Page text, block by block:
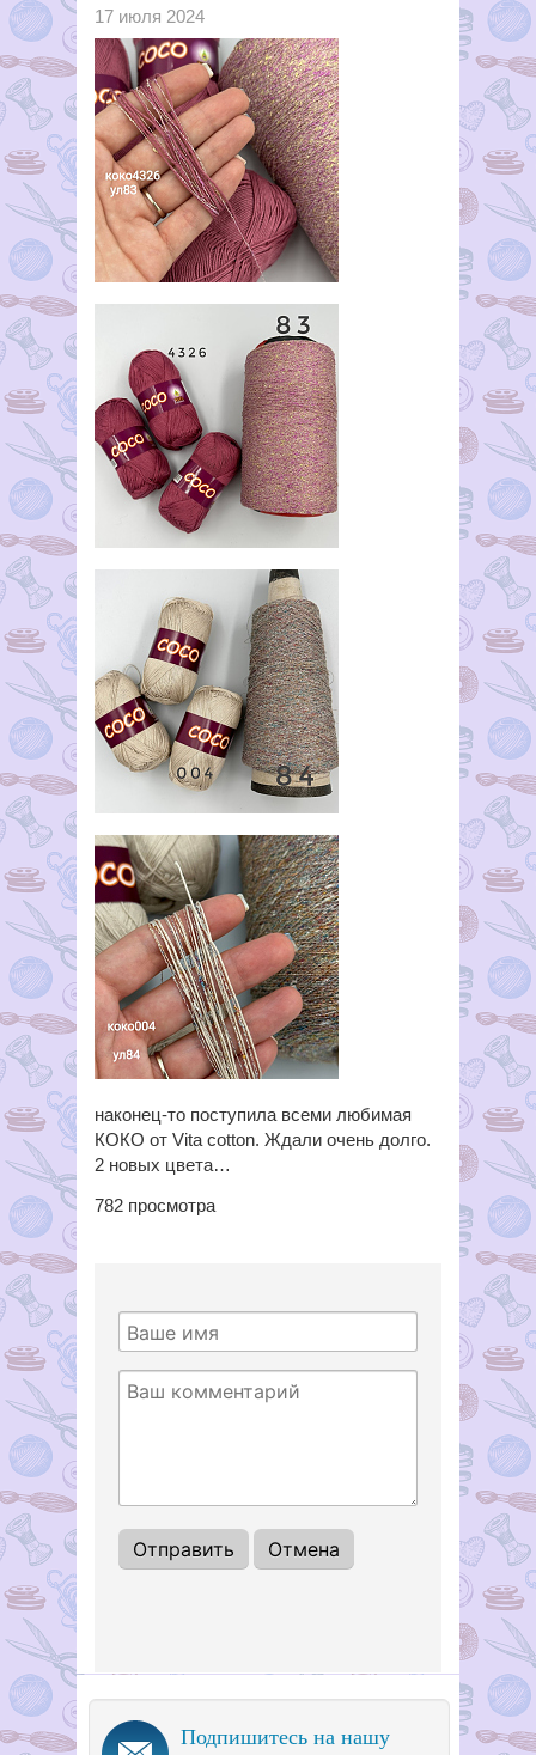
17 июля 2024
наконец-то поступила всеми любимая
КОКО от Vita cotton. Ждали очень долго.
2 новых цвета…
782 просмотра
Подпишитесь на нашу